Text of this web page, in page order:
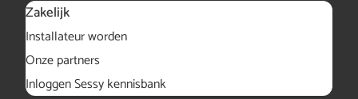
Zakelijk
Installateur worden
Onze partners
Inloggen Sessy kennisbank